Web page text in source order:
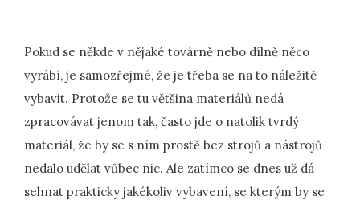
Pokud se někde v nějaké továrně nebo dílně něco
vyrábí, je samozřejmé, že je třeba se na to náležitě
vybavit. Protože se tu většina materiálů nedá
zpracovávat jenom tak, často jde o natolik tvrdý
materiál, že by se s ním prostě bez strojů a nástrojů
nedalo udělat vůbec nic. Ale zatímco se dnes už dá
sehnat prakticky jakékoliv vybavení, se kterým by se